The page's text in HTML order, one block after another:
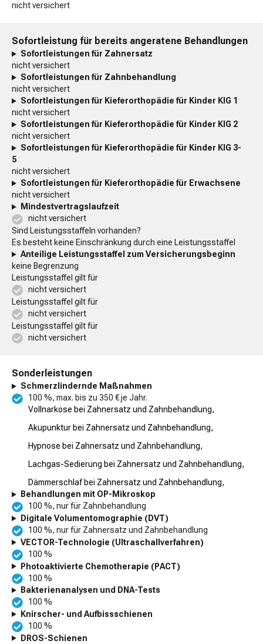
nicht versichert
Sofortleistung für bereits angeratene Behandlungen
Sofortleistungen für Zahnersatz
nicht versichert
Sofortleistungen für Zahnbehandlung
nicht versichert
Sofortleistungen für Kieferorthopädie für Kinder KIG 1
nicht versichert
Sofortleistungen für Kieferorthopädie für Kinder KIG 2
nicht versichert
Sofortleistungen für Kieferorthopädie für Kinder KIG 3-
5
nicht versichert
Sofortleistungen für Kieferorthopädie für Erwachsene
nicht versichert
Mindestvertragslaufzeit
nicht versichert
Sind Leistungsstaffeln vorhanden?
Es besteht keine Einschränkung durch eine Leistungsstaffel
Anteilige Leistungsstaffel zum Versicherungsbeginn
keine Begrenzung
Leistungsstaffel gilt für
nicht versichert
Leistungsstaffel gilt für
nicht versichert
Leistungsstaffel gilt für
nicht versichert
Sonderleistungen
Schmerzlindernde Maßnahmen
100 %, max. bis zu 350 € je Jahr.
Vollnarkose bei Zahnersatz und Zahnbehandlung,
Akupunktur bei Zahnersatz und Zahnbehandlung,
Hypnose bei Zahnersatz und Zahnbehandlung,
Lachgas-Sedierung bei Zahnersatz und Zahnbehandlung,
Dämmerschlaf bei Zahnersatz und Zahnbehandlung,
Behandlungen mit OP-Mikroskop
100 %, nur für Zahnbehandlung
Digitale Volumentomographie (DVT)
100 %, nur für Zahnersatz und Zahnbehandlung
VECTOR-Technologie (Ultraschallverfahren)
100 %
Photoaktivierte Chemotherapie (PACT)
100 %
Bakterienanalysen und DNA-Tests
100 %
Knirscher- und Aufbissschienen
100 %
DROS-Schienen